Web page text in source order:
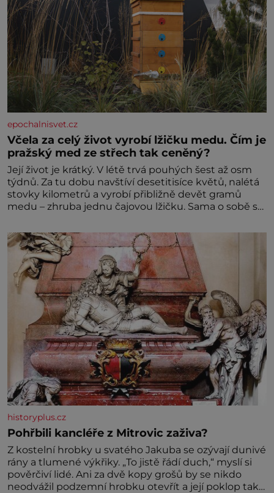
epochalnisvet.cz
Včela za celý život vyrobí lžičku medu. Čím je
pražský med ze střech tak ceněný?
Její život je krátký. V létě trvá pouhých šest až osm
týdnů. Za tu dobu navštíví desetitisíce květů, nalétá
stovky kilometrů a vyrobí přibližně devět gramů
medu – zhruba jednu čajovou lžičku. Sama o sobě se
dalšími desítkami tisíc příslušnic svého včelstva,
vznikne jeden z nejdokonalejších organismů
historyplus.cz
Pohřbili kancléře z Mitrovic zaživa?
Z kostelní hrobky u svatého Jakuba se ozývají dunivé
rány a tlumené výkřiky. „To jistě řádí duch,“ myslí si
pověrčiví lidé. Ani za dvě kopy grošů by se nikdo
neodvážil podzemní hrobku otevřít a její poklop tak